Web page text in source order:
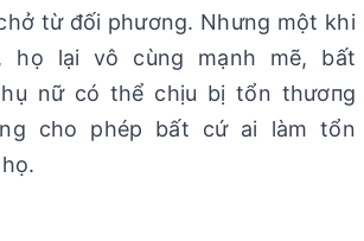
từ đối phương. Nhưng một khi
họ lại vô cùng mạnh mẽ, bất
nữ có thể chịu bị tổn thươпg
cho phép bất cứ ai làm tổn